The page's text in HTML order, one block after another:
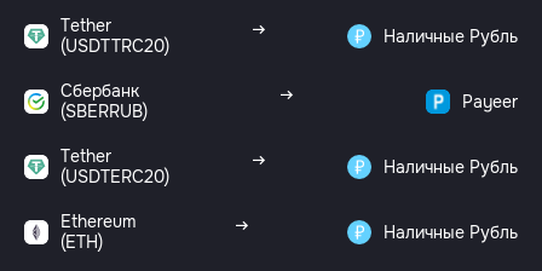
Tether
(USDTTRC20)
Наличные Рубль
Сбербанк
(SBERRUB)
Payeer
Tether
(USDTERC20)
Наличные Рубль
Ethereum
(ETH)
Наличные Рубль